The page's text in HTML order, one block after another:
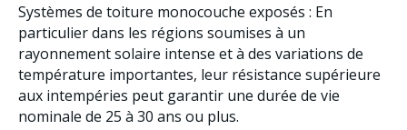
Systèmes de toiture monocouche exposés : En
particulier dans les régions soumises à un
rayonnement solaire intense et à des variations de
température importantes, leur résistance supérieure
aux intempéries peut garantir une durée de vie
nominale de 25 à 30 ans ou plus.